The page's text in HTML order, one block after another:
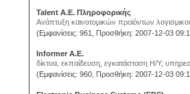
Talent Α.Ε. Πληροφορικής
Ανάπτυξη καινοτομικών προϊόντων
(Εμφανίσεις: 961, Προσθήκη: 2007-12-03
Informer Α.Ε.
δίκτυα, εκπαίδευση, εγκατάσταση H/Y,
(Εμφανίσεις: 960, Προσθήκη: 2007-12-03